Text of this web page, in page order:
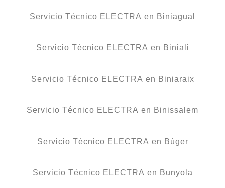
Servicio Técnico ELECTRA en Biniagual
Servicio Técnico ELECTRA en Biniali
Servicio Técnico ELECTRA en Biniaraix
Servicio Técnico ELECTRA en Binissalem
Servicio Técnico ELECTRA en Búger
Servicio Técnico ELECTRA en Bunyola